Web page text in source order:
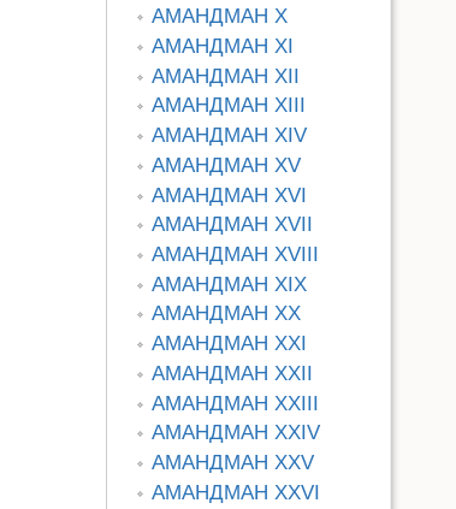
АМАНДМАН X
АМАНДМАН XI
АМАНДМАН XII
АМАНДМАН XIII
АМАНДМАН XIV
АМАНДМАН XV
АМАНДМАН XVI
АМАНДМАН XVII
АМАНДМАН XVIII
АМАНДМАН XIX
АМАНДМАН XX
АМАНДМАН XXI
АМАНДМАН XXII
АМАНДМАН XXIII
АМАНДМАН XXIV
АМАНДМАН XXV
АМАНДМАН XXVI